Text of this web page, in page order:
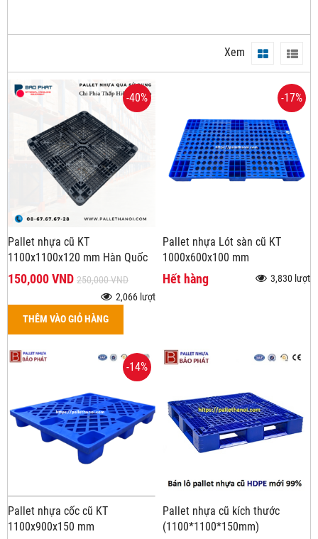
Xem
-40%
Pallet nhựa cũ KT
1100x1100x120 mm Hàn Quốc
150,000 VND 250,000 VND
2,066 lượt
THÊM VÀO GIỎ HÀNG
-17%
Pallet nhựa Lót sàn cũ KT
1000x600x100 mm
Hết hàng 3,830 lượt
-14%
Pallet nhựa cốc cũ KT
1100x900x150 mm
Pallet nhựa cũ kích thước
(1100*1100*150mm)